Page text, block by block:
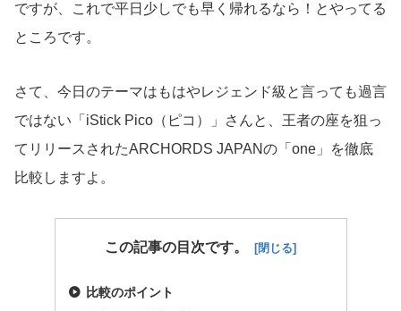
ですが、これで平日少しでも早く帰れるなら！とやってる
ところです。
さて、今日のテーマはもはやレジェンド級と言っても過言
ではない「iStick Pico（ピコ）」さんと、王者の座を狙っ
てリリースされたARCHORDS JAPANの「one」を徹底
比較しますよ。
この記事の目次です。
比較のポイント